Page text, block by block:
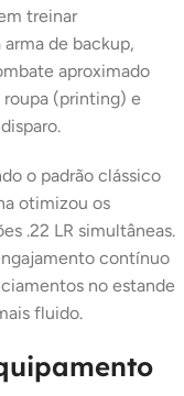
treinar
de backup,
aproximado
(printing) e
o padrão clássico
otimizou os
.22 LR simultâneas.
contínuo
no estande
fluido.